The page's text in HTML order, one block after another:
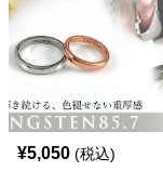
¥5,050 (税込)